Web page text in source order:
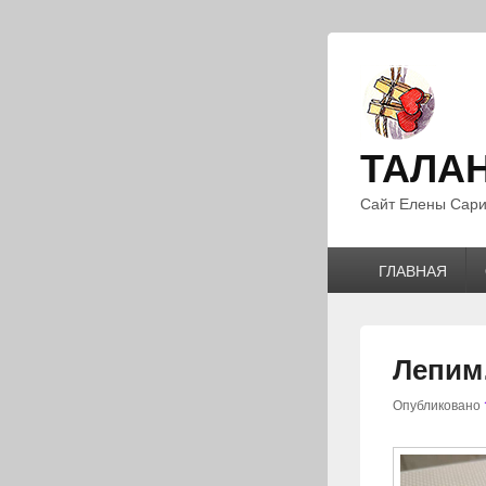
Сайт Елены
ГЛАВНАЯ
Опубликовано